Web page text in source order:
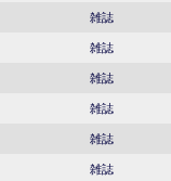
雑誌
雑誌
雑誌
雑誌
雑誌
雑誌